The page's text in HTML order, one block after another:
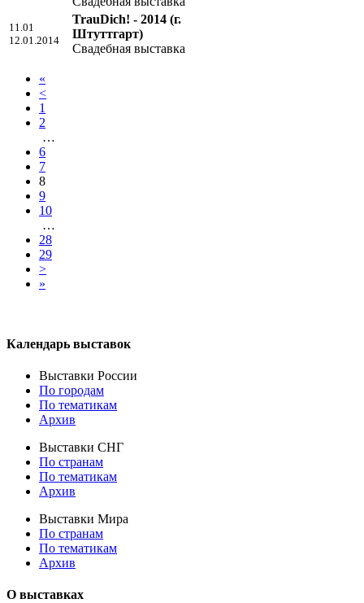
11.01
12.01.2014
TrauDich! - 2014 (г.
Штуттгарт)
Свадебная выставка
«
<
1
2
…
6
7
8
9
10
…
28
29
>
»
Календарь выставок
Выставки России
По городам
По тематикам
Архив
Выставки СНГ
По странам
По тематикам
Архив
Выставки Мира
По странам
По тематикам
Архив
О выставках